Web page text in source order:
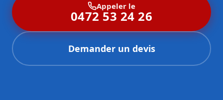
Appeler le
0472 53 24 26
Demander un devis